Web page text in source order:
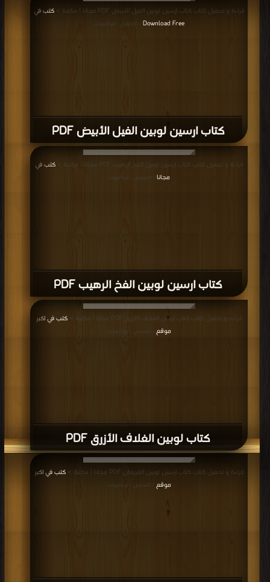
كتاب ارسين لوبين الفيل الأبيض PDF
قراءة و تحميل كتاب كتاب ارسين لوبين الفيل الأبيض PDF مجانا | مكتبة >
كتب في
Download Free | التحميل : مرة/مرات
كتاب ارسين لوبين الفخ الرهيب PDF
قراءة و تحميل كتاب كتاب ارسين لوبين الفخ الرهيب PDF مجانا | مكتبة >
كتب في
مجانا | التحميل : مرة/مرات
كتاب لوبين الغلاف الأزرق PDF
قراءة و تحميل كتاب كتاب لوبين الغلاف الأزرق PDF مجانا | مكتبة >
كتب في اكبر
موقع
| التحميل : مرة/مرات
قراءة و تحميل كتاب كتاب ارسين لوبين الغريمان PDF مجانا | مكتبة >
كتب في اكبر
موقع
| التحميل : مرة/مرات